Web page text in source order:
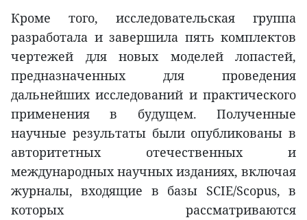
Кроме того, исследовательская группа
разработала и завершила пять комплектов
чертежей для новых моделей лопастей,
предназначенных для проведения
дальнейших исследований и практического
применения в будущем. Полученные
научные результаты были опубликованы в
авторитетных отечественных и
международных научных изданиях, включая
журналы, входящие в базы SCIE/Scopus, в
которых рассматриваются